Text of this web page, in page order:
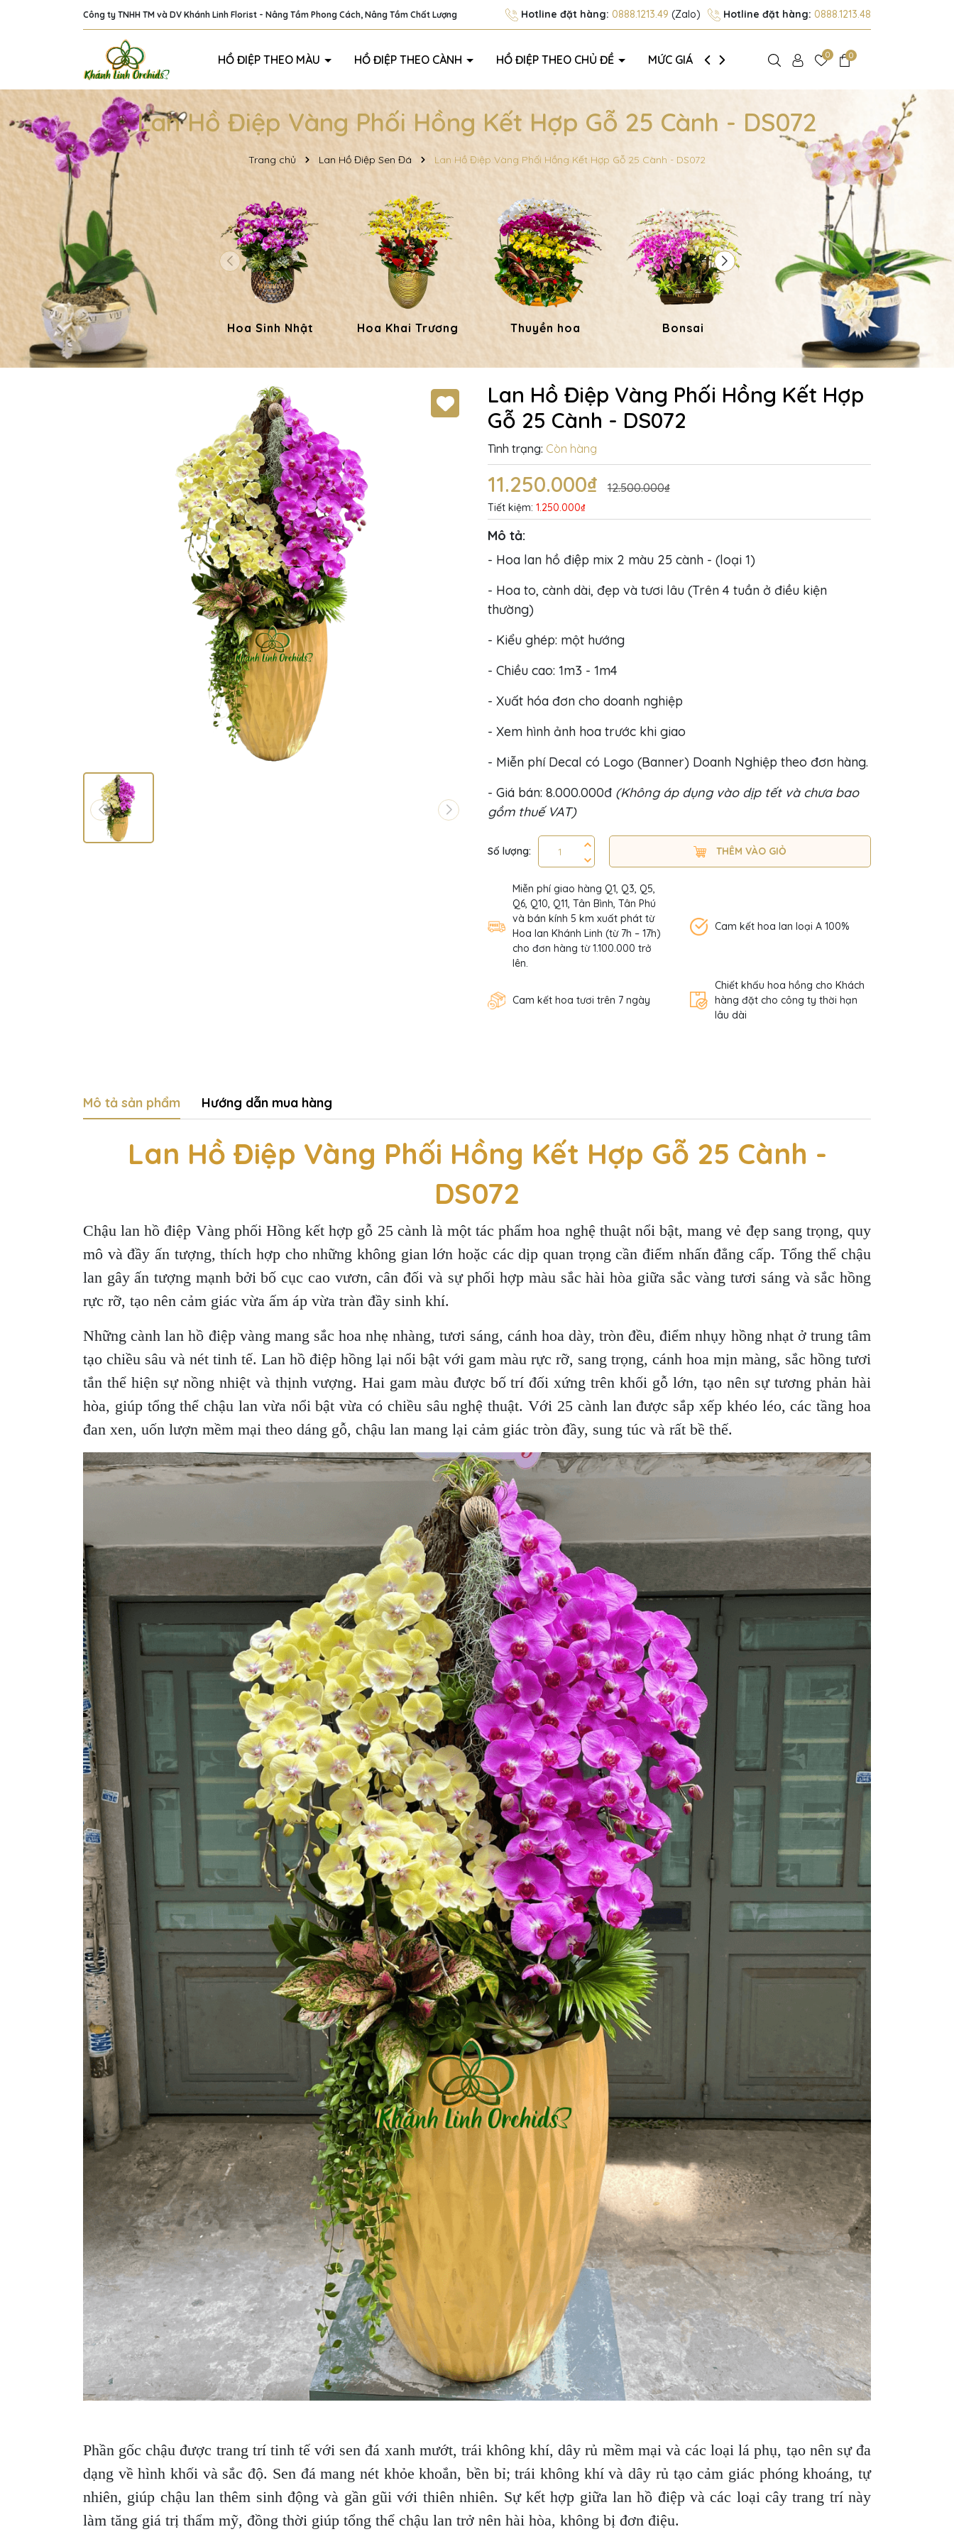
Công ty TNHH TM và DV Khánh Linh Florist - Nâng Tầm Phong Cách, Nâng Tầm Chất Lượng Hotline đặt hàng: 0888.1213.49 (Zalo) Hotline đặt hàng: 0888.1213.48
HỒ ĐIỆP THEO MÀU HỒ ĐIỆP THEO CÀNH HỒ ĐIỆP THEO CHỦ ĐỀ MỨC GIÁ GIỚI THIỆU 0 0
Lan Hồ Điệp Vàng Phối Hồng Kết Hợp Gỗ 25 Cành - DS072
Trang chủ Lan Hồ Điệp Sen Đá Lan Hồ Điệp Vàng Phối Hồng Kết Hợp Gỗ 25 Cành - DS072
Hoa Sinh Nhật Hoa Khai Trương Thuyền hoa Bonsai Hoa Dâng Phật
Lan Hồ Điệp Vàng Phối Hồng Kết Hợp
Gỗ 25 Cành - DS072
Tình trạng: Còn hàng
11.250.000₫ 12.500.000₫
Tiết kiệm: 1.250.000₫
Mô tả:
- Hoa lan hồ điệp mix 2 màu 25 cành - (loại 1)
- Hoa to, cành dài, đẹp và tươi lâu (Trên 4 tuần ở điều kiện
thường)
- Kiểu ghép: một hướng
- Chiều cao: 1m3 - 1m4
- Xuất hóa đơn cho doanh nghiệp
- Xem hình ảnh hoa trước khi giao
- Miễn phí Decal có Logo (Banner) Doanh Nghiệp theo đơn hàng.
- Giá bán: 8.000.000đ (Không áp dụng vào dịp tết và chưa bao
gồm thuế VAT)
Số lượng: THÊM VÀO GIỎ
Miễn phí giao hàng Q1, Q3, Q5,
Q6, Q10, Q11, Tân Bình, Tân Phú
và bán kính 5 km xuất phát từ
Hoa lan Khánh Linh (từ 7h – 17h)
cho đơn hàng từ 1.100.000 trở
lên.
Cam kết hoa lan loại A 100%
Cam kết hoa tươi trên 7 ngày
Chiết khấu hoa hồng cho Khách
hàng đặt cho công ty thời hạn
lâu dài
Mô tả sản phẩm Hướng dẫn mua hàng
Lan Hồ Điệp Vàng Phối Hồng Kết Hợp Gỗ 25 Cành -
DS072
Chậu lan hồ điệp Vàng phối Hồng kết hợp gỗ 25 cành là một tác phẩm hoa nghệ thuật nổi bật, mang vẻ đẹp sang trọng, quy
mô và đầy ấn tượng, thích hợp cho những không gian lớn hoặc các dịp quan trọng cần điểm nhấn đẳng cấp. Tổng thể chậu
lan gây ấn tượng mạnh bởi bố cục cao vươn, cân đối và sự phối hợp màu sắc hài hòa giữa sắc vàng tươi sáng và sắc hồng
rực rỡ, tạo nên cảm giác vừa ấm áp vừa tràn đầy sinh khí.
Những cành lan hồ điệp vàng mang sắc hoa nhẹ nhàng, tươi sáng, cánh hoa dày, tròn đều, điểm nhụy hồng nhạt ở trung tâm
tạo chiều sâu và nét tinh tế. Lan hồ điệp hồng lại nổi bật với gam màu rực rỡ, sang trọng, cánh hoa mịn màng, sắc hồng tươi
tắn thể hiện sự nồng nhiệt và thịnh vượng. Hai gam màu được bố trí đối xứng trên khối gỗ lớn, tạo nên sự tương phản hài
hòa, giúp tổng thể chậu lan vừa nổi bật vừa có chiều sâu nghệ thuật. Với 25 cành lan được sắp xếp khéo léo, các tầng hoa
đan xen, uốn lượn mềm mại theo dáng gỗ, chậu lan mang lại cảm giác tròn đầy, sung túc và rất bề thế.
Phần gốc chậu được trang trí tinh tế với sen đá xanh mướt, trái không khí, dây rủ mềm mại và các loại lá phụ, tạo nên sự đa
dạng về hình khối và sắc độ. Sen đá mang nét khỏe khoắn, bền bỉ; trái không khí và dây rủ tạo cảm giác phóng khoáng, tự
nhiên, giúp chậu lan thêm sinh động và gần gũi với thiên nhiên. Sự kết hợp giữa lan hồ điệp và các loại cây trang trí này
làm tăng giá trị thẩm mỹ, đồng thời giúp tổng thể chậu lan trở nên hài hòa, không bị đơn điệu.